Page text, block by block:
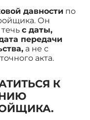
давности по
Он
с даты,
передачи
а не с
акта.
К